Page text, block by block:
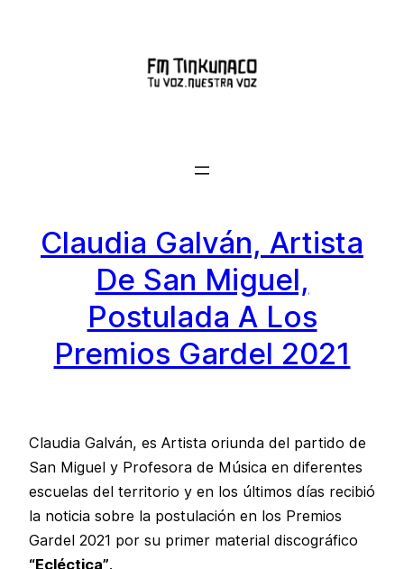
Claudia Galván, Artista
De San Miguel,
Postulada A Los
Premios Gardel 2021
Claudia Galván, es Artista oriunda del partido de
San Miguel y Profesora de Música en diferentes
escuelas del territorio y en los últimos días recibió
la noticia sobre la postulación en los Premios
Gardel 2021 por su primer material discográfico
“Ecléctica”.